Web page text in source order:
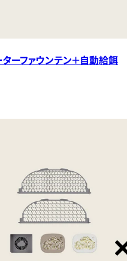
ターファウンテン＋自動給餌